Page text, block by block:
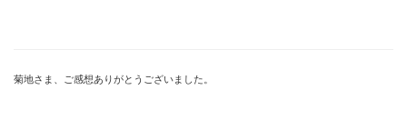
菊地さま、ご感想ありがとうございました。